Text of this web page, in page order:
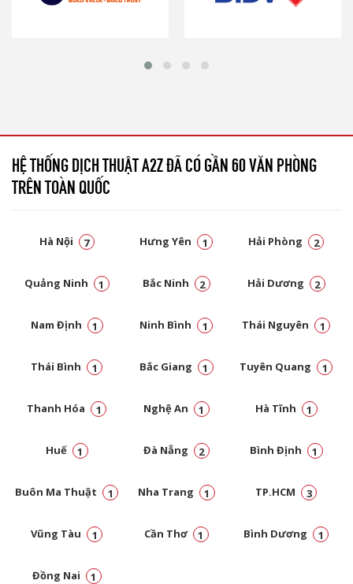
HỆ THỐNG DỊCH THUẬT A2Z ĐÃ CÓ GẦN 60 VĂN PHÒNG
TRÊN TOÀN QUỐC
Hà Nội 7 Hưng Yên 1 Hải Phòng 2
Quảng Ninh 1 Bắc Ninh 2 Hải Dương 2
Nam Định 1 Ninh Bình 1 Thái Nguyên 1
Thái Bình 1 Bắc Giang 1 Tuyên Quang 1
Thanh Hóa 1 Nghệ An 1 Hà Tĩnh 1
Huế 1 Đà Nẵng 2 Bình Định 1
Buôn Ma Thuật 1 Nha Trang 1 TP.HCM 3
Vũng Tàu 1 Cần Thơ 1 Bình Dương 1
Đồng Nai 1